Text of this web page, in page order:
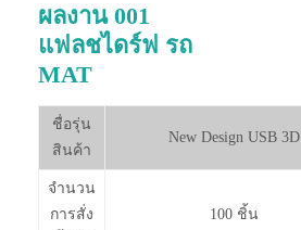
ผลงาน 001
แฟลชไดร์ฟ รถ
MAT
ชื่อรุ่น
สินค้า
New Design USB 3D
จำนวน
การสั่ง
100 ชิ้น